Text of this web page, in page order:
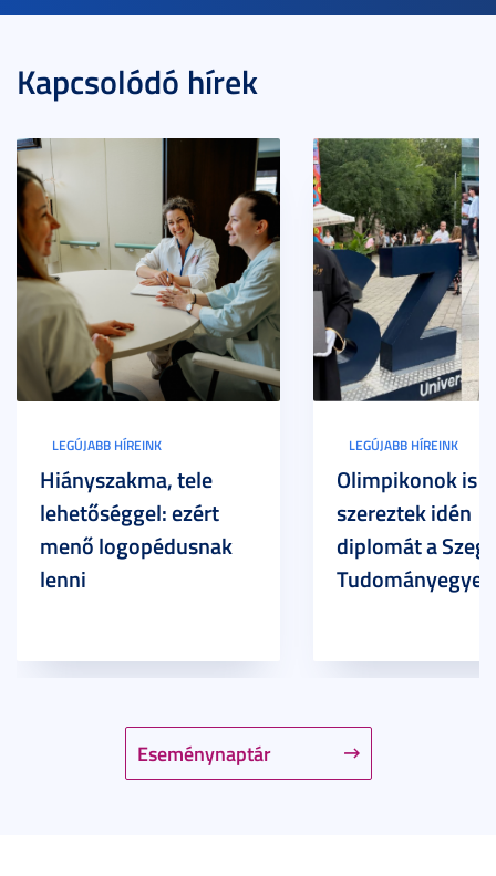
Kapcsolódó hírek
Eseménynaptár
LEGÚJABB HÍREINK
Hiányszakma, tele
lehetőséggel: ezért
menő logopédusnak
lenni
LEGÚJABB HÍREINK
Olimpikonok is
szereztek idén
diplomát a